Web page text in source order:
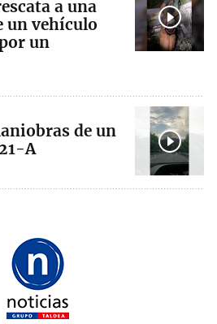
a una
un vehículo
un
de un
A